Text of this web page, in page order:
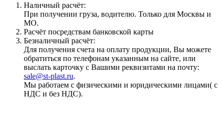
Наличный расчёт:
При получении груза, водителю. Только для Москвы и
МО.
Расчёт посредствам банковской карты
Безналичный расчёт:
Для получения счета на оплату продукции, Вы можете
обратиться по телефонам указанным на сайте, или
выслать карточку с Вашими реквизитами на почту:
sale@st-plast.ru.
Мы работаем с физическими и юридическими лицами( с
НДС и без НДС).